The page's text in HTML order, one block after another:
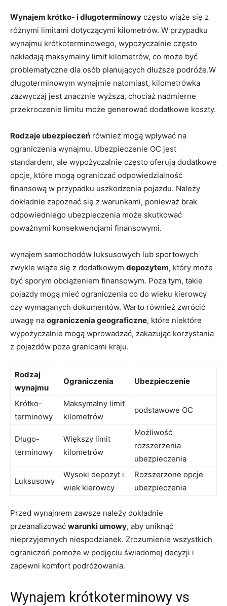
Wynajem krótko- i długoterminowy często wiąże się z​
różnymi‍ limitami dotyczącymi‌ kilometrów. W przypadku
wynajmu krótkoterminowego, wypożyczalnie często⁣
nakładają maksymalny limit​ kilometrów, ⁢co może być
problematyczne dla osób planujących dłuższe podróże.W
długoterminowym wynajmie natomiast, ⁣kilometrówka
zazwyczaj jest znacznie wyższa, chociaż nadmierne
przekroczenie limitu może generować dodatkowe koszty.
Rodzaje ubezpieczeń również ⁤mogą wpływać​ na
ograniczenia wynajmu.​ Ubezpieczenie OC jest
standardem,⁢ ale wypożyczalnie​ często ⁣oferują⁣ dodatkowe
opcje, które mogą⁤ ograniczać ⁤odpowiedzialność
finansową w przypadku uszkodzenia pojazdu. Należy
dokładnie zapoznać się z warunkami,‍ ponieważ brak
odpowiedniego ⁣ubezpieczenia ⁣może skutkować
⁣poważnymi konsekwencjami finansowymi.
wynajem samochodów luksusowych lub sportowych
zwykle wiąże się z dodatkowym⁣ depozytem, który może
⁤być sporym⁢ obciążeniem finansowym. Poza tym, takie
pojazdy mogą mieć ograniczenia‌ co do ⁣wieku kierowcy⁢
czy wymaganych dokumentów. Warto również ⁢zwrócić
uwagę na ograniczenia geograficzne, ⁣które niektóre
⁢wypożyczalnie⁢ mogą⁤ wprowadzać,⁢ zakazując korzystania
z pojazdów poza ‌granicami‍ kraju.
Rodzaj⁢
wynajmu
Ograniczenia Ubezpieczenie
Krótko-
terminowy
Maksymalny limit
kilometrów
podstawowe OC
Długo-
terminowy
Większy ​limit
kilometrów
Możliwość
rozszerzenia
ubezpieczenia
Luksusowy
Wysoki depozyt i
⁢wiek kierowcy
Rozszerzone opcje
ubezpieczenia
Przed wynajmem zawsze należy dokładnie
przeanalizować warunki umowy, aby uniknąć
‌nieprzyjemnych niespodzianek. Zrozumienie wszystkich
ograniczeń pomoże w podjęciu⁤ świadomej decyzji i
zapewni komfort podróżowania.
Wynajem krótkoterminowy vs